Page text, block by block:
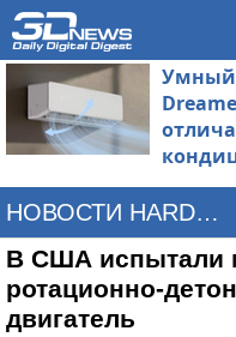
НОВОСТИ HARDWARE
В США испытали
ротационно-
двигатель